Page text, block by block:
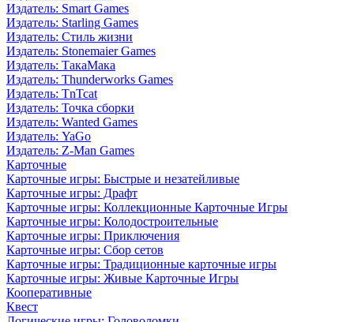
Издатель: Smart Games
Издатель: Starling Games
Издатель: Стиль жизни
Издатель: Stonemaier Games
Издатель: ТакаМака
Издатель: Thunderworks Games
Издатель: TnTcat
Издатель: Точка сборки
Издатель: Wanted Games
Издатель: YaGo
Издатель: Z-Man Games
Карточные
Карточные игры: Быстрые и незатейливые
Карточные игры: Драфт
Карточные игры: Коллекционные Карточные Игры
Карточные игры: Колодостроительные
Карточные игры: Приключения
Карточные игры: Сбор сетов
Карточные игры: Традиционные карточные игры
Карточные игры: Живые Карточные Игры
Кооперативные
Квест